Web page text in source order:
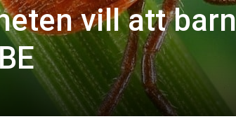
vill att barn